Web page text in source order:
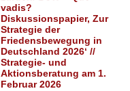
vadis?
Diskussionspapier, Zur
Strategie der
Friedensbewegung in
Deutschland 2026‘ //
Strategie- und
Aktionsberatung am 1.
Februar 2026